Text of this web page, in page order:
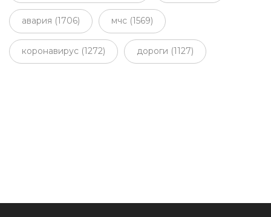
авария (1706) мчс (1569)
коронавирус (1272) дороги (1127)